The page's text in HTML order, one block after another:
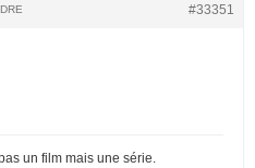
#33351
un film mais une série.